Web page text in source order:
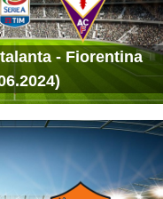
- Fiorentina